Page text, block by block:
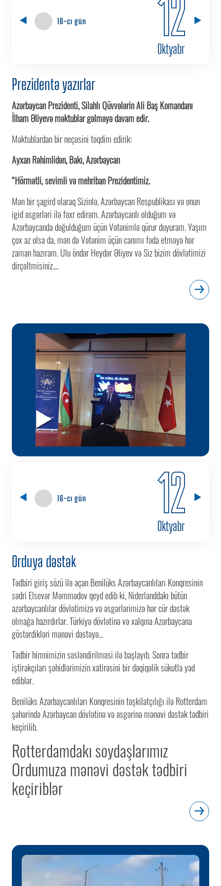
16-cı gün 12
Oktyabr
Prezidentə yazırlar
Azərbaycan Prezidenti, Silahlı Qüvvələrin Ali Baş Komandanı
İlham Əliyevə məktublar gəlməyə davam edir.
Məktublardan bir neçəsini təqdim edirik:
Ayxan Rəhimlidən, Bakı, Azərbaycan
“Hörmətli, sevimli və mehriban Prezidentimiz.
Mən bir şagird olaraq Sizinlə, Azərbaycan Respublikası və onun
igid əsgərləri ilə fəxr edirəm. Azərbaycanlı olduğum və
Azərbaycanda doğulduğum üçün Vətənimlə qürur duyuram. Yaşım
çox az olsa da, mən də Vətənim üçün canımı fəda etməyə hər
zaman hazıram. Ulu öndər Heydər Əliyev və Siz bizim dövlətimizi
dirçəltmisiniz....
16-cı gün 12
Oktyabr
Orduya dəstək
Rotterdamdakı soydaşlarımız
Ordumuza mənəvi dəstək tədbiri
keçiriblər
Benilüks Azərbaycanlıları Konqresinin təşkilatçılığı ilə Rotterdam
şəhərində Azərbaycan dövlətinə və əsgərinə mənəvi dəstək tədbiri
keçirilib.
Tədbir himnimizin səsləndirilməsi ilə başlayıb. Sonra tədbir
iştirakçıları şəhidlərimizin xatirəsini bir dəqiqəlik sükutla yad
ediblər.
Tədbiri giriş sözü ilə açan Benilüks Azərbaycanlıları Konqresinin
sədri Elsevər Məmmədov qeyd edib ki, Niderlanddakı bütün
azərbaycanlılar dövlətimizə və əsgərlərimizə hər cür dəstək
olmağa hazırdırlar. Türkiyə dövlətinə və xalqına Azərbaycana
göstərdikləri mənəvi dəstəyə...